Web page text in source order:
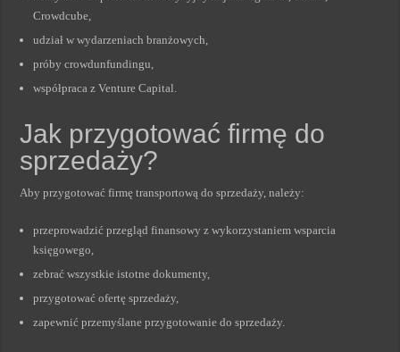
Crowdcube,
udział w wydarzeniach branżowych,
próby crowdunfundingu,
współpraca z Venture Capital.
Jak przygotować firmę do
sprzedaży?
Aby przygotować firmę transportową do sprzedaży, należy:
przeprowadzić przegląd finansowy z wykorzystaniem wsparcia
księgowego,
zebrać wszystkie istotne dokumenty,
przygotować ofertę sprzedaży,
zapewnić przemyślane przygotowanie do sprzedaży.